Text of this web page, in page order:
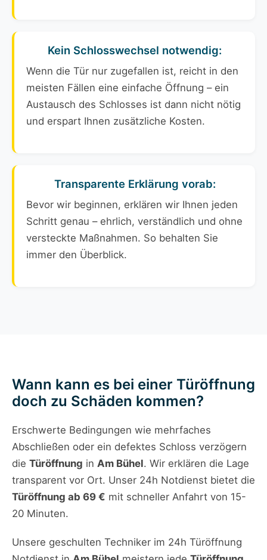
Kein Schlosswechsel notwendig:
Wenn die Tür nur zugefallen ist, reicht in den
meisten Fällen eine einfache Öffnung – ein
Austausch des Schlosses ist dann nicht nötig
und erspart Ihnen zusätzliche Kosten.
Transparente Erklärung vorab:
Bevor wir beginnen, erklären wir Ihnen jeden
Schritt genau – ehrlich, verständlich und ohne
versteckte Maßnahmen. So behalten Sie
immer den Überblick.
Wann kann es bei einer Türöffnung
doch zu Schäden kommen?
Erschwerte Bedingungen wie mehrfaches
Abschließen oder ein defektes Schloss verzögern
die Türöffnung in Am Bühel. Wir erklären die Lage
transparent vor Ort. Unser 24h Notdienst bietet die
Türöffnung ab 69 € mit schneller Anfahrt von 15-
20 Minuten.
Unsere geschulten Techniker im 24h Türöffnung